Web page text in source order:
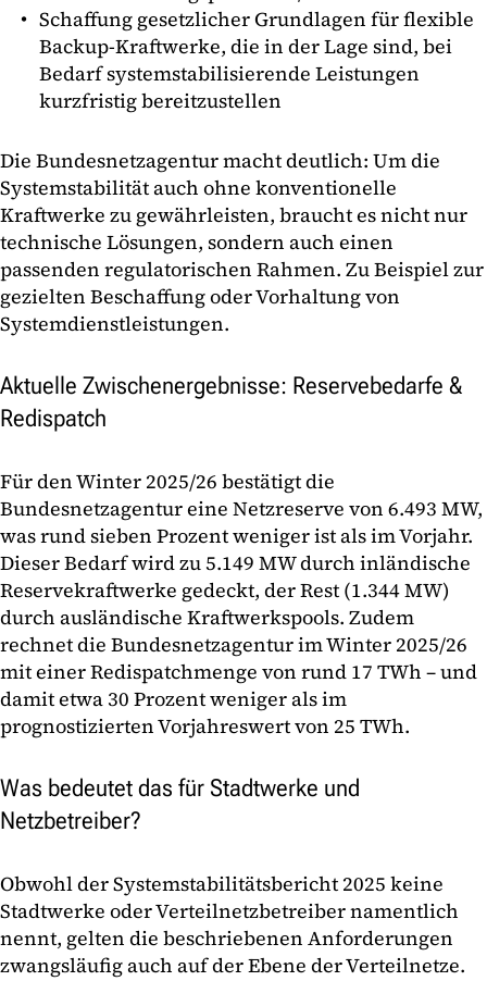
Schaffung gesetzlicher Grundlagen für flexible
Backup-Kraftwerke, die in der Lage sind, bei
Bedarf systemstabilisierende Leistungen
kurzfristig bereitzustellen
Die Bundesnetzagentur macht deutlich: Um die
Systemstabilität auch ohne konventionelle
Kraftwerke zu gewährleisten, braucht es nicht nur
technische Lösungen, sondern auch einen
passenden regulatorischen Rahmen. Zu Beispiel zur
gezielten Beschaffung oder Vorhaltung von
Systemdienstleistungen.
Aktuelle Zwischenergebnisse: Reservebedarfe &
Redispatch
Für den Winter 2025/26 bestätigt die
Bundesnetzagentur eine Netzreserve von 6.493 MW,
was rund sieben Prozent weniger ist als im Vorjahr.
Dieser Bedarf wird zu 5.149 MW durch inländische
Reservekraftwerke gedeckt, der Rest (1.344 MW)
durch ausländische Kraftwerkspools. Zudem
rechnet die Bundesnetzagentur im Winter 2025/26
mit einer Redispatchmenge von rund 17 TWh – und
damit etwa 30 Prozent weniger als im
prognostizierten Vorjahreswert von 25 TWh.
Was bedeutet das für Stadtwerke und
Netzbetreiber?
Obwohl der Systemstabilitätsbericht 2025 keine
Stadtwerke oder Verteilnetzbetreiber namentlich
nennt, gelten die beschriebenen Anforderungen
zwangsläufig auch auf der Ebene der Verteilnetze.